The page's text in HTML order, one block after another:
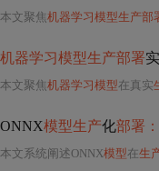
本文聚焦机器学习模型生产部
机器学习模型生产部署
本文聚焦机器学习模型在真实
ONNX模型生产化部署
本文系统阐述ONNX模型在生